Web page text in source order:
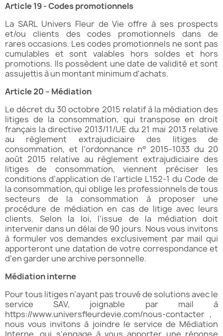
Article 19 - Codes promotionnels
La SARL Univers Fleur de Vie offre à ses prospects
et/ou clients des codes promotionnels dans de
rares occasions. Les codes promotionnels ne sont pas
cumulables et sont valables hors soldes et hors
promotions. Ils possèdent une date de validité et sont
assujettis à un montant minimum d'achats.
Article 20 – Médiation
Le décret du 30 octobre 2015 relatif à la médiation des
litiges de la consommation, qui transpose en droit
français la directive 2013/11/UE du 21 mai 2013 relative
au règlement extrajudiciaire des litiges de
consommation, et l’ordonnance n° 2015-1033 du 20
août 2015 relative au règlement extrajudiciaire des
litiges de consommation, viennent préciser les
conditions d’application de l’article L152-1 du Code de
la consommation, qui oblige les professionnels de tous
secteurs de la consommation à proposer une
procédure de médiation en cas de litige avec leurs
clients. Selon la loi, l’issue de la médiation doit
intervenir dans un délai de 90 jours. Nous vous invitons
à formuler vos demandes exclusivement par mail qui
apporteront une datation de votre correspondance et
d’en garder une archive personnelle.
Médiation interne
Pour tous litiges n’ayant pas trouvé de solutions avec le
service SAV, joignable par mail à
https://www.universfleurdevie.com/nous-contacter ,
nous vous invitons à joindre le service de Médiation